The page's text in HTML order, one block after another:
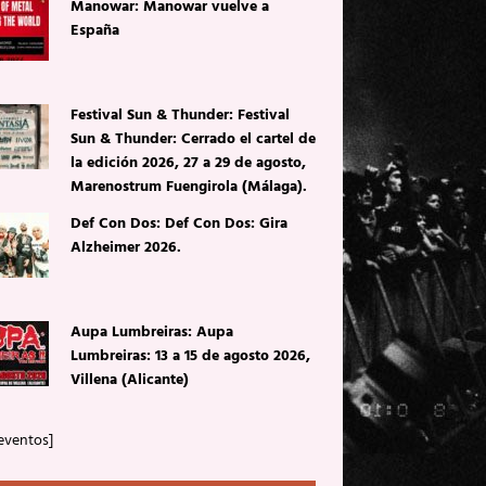
Manowar: Manowar vuelve a
España
Festival Sun & Thunder: Festival
Sun & Thunder: Cerrado el cartel de
la edición 2026, 27 a 29 de agosto,
Marenostrum Fuengirola (Málaga).
Def Con Dos: Def Con Dos: Gira
Alzheimer 2026.
Aupa Lumbreiras: Aupa
Lumbreiras: 13 a 15 de agosto 2026,
Villena (Alicante)